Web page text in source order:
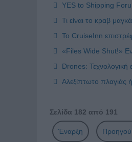
YES to Shipping
Τι είναι το κραβ
Το CruiseInn
«Files Wide Shut!»
Drones: Τεχνολογική
Αλεξίπτωτο πλαγιάς
Σελίδα 182 από 191
Έναρξη